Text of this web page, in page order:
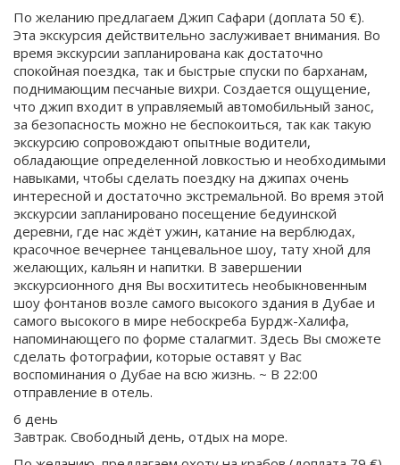
По желанию предлагаем Джип Сафари (доплата 50 €).
Эта экскурсия действительно заслуживает внимания. Во
время экскурсии запланирована как достаточно
спокойная поездка, так и быстрые спуски по барханам,
поднимающим песчаные вихри. Создается ощущение,
что джип входит в управляемый автомобильный занос,
за безопасность можно не беспокоиться, так как такую
экскурсию сопровождают опытные водители,
обладающие определенной ловкостью и необходимыми
навыками, чтобы сделать поездку на джипах очень
интересной и достаточно экстремальной. Во время этой
экскурсии запланировано посещение бедуинской
деревни, где нас ждёт ужин, катание на верблюдах,
красочное вечернее танцевальное шоу, тату хной для
желающих, кальян и напитки. В завершении
экскурсионного дня Вы восхититесь необыкновенным
шоу фонтанов возле самого высокого здания в Дубае и
самого высокого в мире небоскреба Бурдж-Халифа,
напоминающего по форме сталагмит. Здесь Вы сможете
сделать фотографии, которые оставят у Вас
воспоминания о Дубае на всю жизнь. ~ В 22:00
отправление в отель.
6 день
Завтрак. Свободный день, отдых на море.